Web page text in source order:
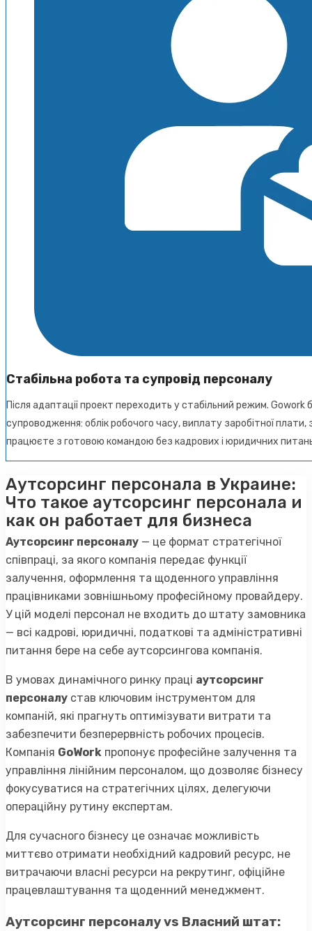
Стабільна робота та супровід персоналу
Після адаптації проект переходить у стабільний режим.
супроводження: облік робочого часу, виплату заробітної плати,
працюєте з готовою командою без кадрових і юридичних
Аутсорсинг персонала в Украине:
Что такое аутсорсинг персонала и
как он работает для бизнеса
Аутсорсинг персоналу — це формат стратегічної
співпраці, за якого компанія передає функції
залучення, оформлення та щоденного управління
працівниками зовнішньому професійному провайдеру.
У цій моделі персонал не входить до штату замовника
— всі кадрові, юридичні, податкові та адміністративні
питання бере на себе аутсорсингова компанія.
В умовах динамічного ринку праці аутсорсинг
персоналу став ключовим інструментом для
компаній, які прагнуть оптимізувати витрати та
забезпечити безперервність робочих процесів.
Компанія GoWork пропонує професійне залучення та
управління лінійним персоналом, що дозволяє бізнесу
фокусуватися на стратегічних цілях, делегуючи
операційну рутину експертам.
Для сучасного бізнесу це означає можливість
миттєво отримати необхідний кадровий ресурс, не
витрачаючи власні ресурси на рекрутинг, офіційне
працевлаштування та щоденний менеджмент.
Аутсорсинг персоналу vs Власний штат: